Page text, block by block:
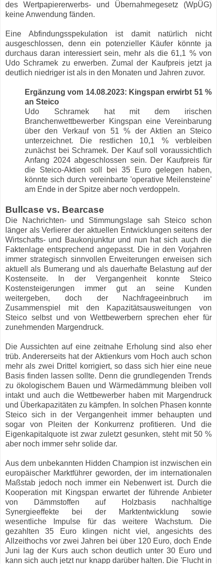
des Wertpapiererwerbs- und Übernahmegesetz (WpÜG)
keine Anwendung fänden.
Eine Abfindungsspekulation ist damit natürlich nicht
ausgeschlossen, denn ein potenzieller Käufer könnte ja
durchaus daran interessiert sein, mehr als die 61,1 % von
Udo Schramek zu erwerben. Zumal der Kaufpreis jetzt ja
deutlich niedriger ist als in den Monaten und Jahren zuvor.
Ergänzung vom 14.08.2023: Kingspan erwirbt 51 %
an Steico
Udo Schramek hat mit dem irischen
Branchenwettbewerber Kingspan eine Vereinbarung
über den Verkauf von 51 % der Aktien an Steico
unterzeichnet. Die restlichen 10,1 % verbleiben
zunächst bei Schramek. Der Kauf soll voraussichtlich
Anfang 2024 abgeschlossen sein. Der Kaufpreis für
die Steico-Aktien soll bei 35 Euro gelegen haben,
könnte sich durch vereinbarte 'operative Meilensteine'
am Ende in der Spitze aber noch verdoppeln.
Bullcase vs. Bearcase
Die Nachrichten- und Stimmungslage sah Steico schon
länger als Verlierer der aktuellen Entwicklungen seitens der
Wirtschafts- und Baukonjunktur und nun hat sich auch die
Faktenlage entsprechend angepasst. Die in den Vorjahren
immer strategisch sinnvollen Erweiterungen erweisen sich
aktuell als Bumerang und als dauerhafte Belastung auf der
Kostenseite. In der Vergangenheit konnte Steico
Kostensteigerungen immer gut an seine Kunden
weitergeben, doch der Nachfrageeinbruch im
Zusammenspiel mit den Kapazitätsausweitungen von
Steico selbst und von Wettbewerbern sprechen eher für
zunehmenden Margendruck.
Die Aussichten auf eine zeitnahe Erholung sind also eher
trüb. Andererseits hat der Aktienkurs vom Hoch auch schon
mehr als zwei Drittel korrigiert, so dass sich hier eine neue
Basis finden lassen sollte. Denn die grundlegenden Trends
zu ökologischem Bauen und Wärmedämmung bleiben voll
intakt und auch die Wettbewerber haben mit Margendruck
und Überkapazitäten zu kämpfen. In solchen Phasen konnte
Steico sich in der Vergangenheit immer behaupten und
sogar von Pleiten der Konkurrenz profitieren. Und die
Eigenkapitalquote ist zwar zuletzt gesunken, steht mit 50 %
aber noch immer sehr solide dar.
Aus dem unbekannten Hidden Champion ist inzwischen ein
europäischer Marktführer geworden, der im internationalen
Maßstab jedoch noch immer ein Nebenwert ist. Durch die
Kooperation mit Kingspan erwartet der führende Anbieter
von Dämmstoffen auf Holzbasis nachhaltige
Synergieeffekte bei der Marktentwicklung sowie
wesentliche Impulse für das weitere Wachstum. Die
gezahlten 35 Euro klingen nicht viel, angesichts des
Allzeithochs vor zwei Jahren bei über 120 Euro, doch Ende
Juni lag der Kurs auch schon deutlich unter 30 Euro und
kann sich auch jetzt nur knapp darüber halten. Die 'Flucht in